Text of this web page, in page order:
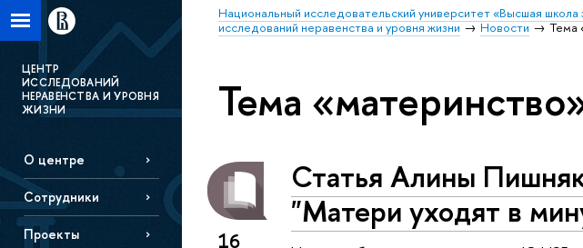
Национальный исследовательский университет «Высшая школа
исследований неравенства и уровня жизни
Новости Тема
ЦЕНТР
ИССЛЕДОВАНИЙ
НЕРАВЕНСТВА И УРОВНЯ
ЖИЗНИ
О центре
Сотрудники
Проекты
Тема
16
Статья Алины
"Матери уходят в